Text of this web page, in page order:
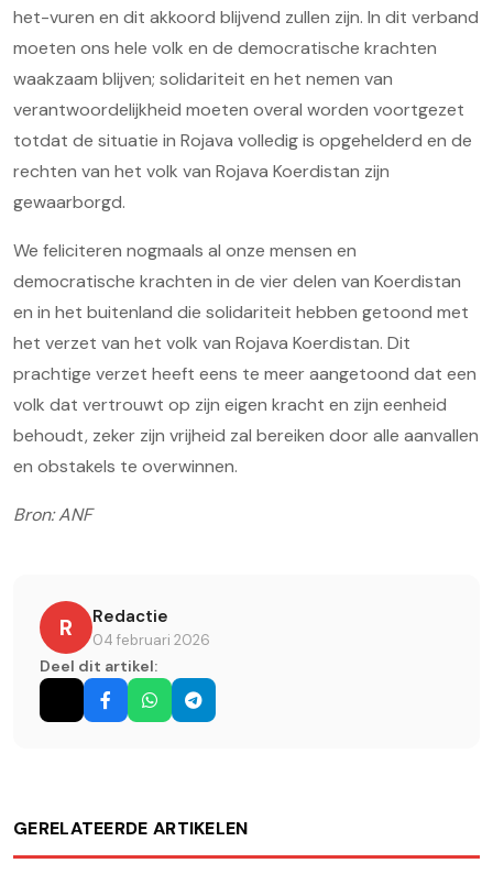
het-vuren en dit akkoord blijvend zullen zijn. In dit verband
moeten ons hele volk en de democratische krachten
waakzaam blijven; solidariteit en het nemen van
verantwoordelijkheid moeten overal worden voortgezet
totdat de situatie in Rojava volledig is opgehelderd en de
rechten van het volk van Rojava Koerdistan zijn
gewaarborgd.
We feliciteren nogmaals al onze mensen en
democratische krachten in de vier delen van Koerdistan
en in het buitenland die solidariteit hebben getoond met
het verzet van het volk van Rojava Koerdistan. Dit
prachtige verzet heeft eens te meer aangetoond dat een
volk dat vertrouwt op zijn eigen kracht en zijn eenheid
behoudt, zeker zijn vrijheid zal bereiken door alle aanvallen
en obstakels te overwinnen.
Bron: ANF
R Redactie
04 februari 2026
Deel dit artikel:
GERELATEERDE ARTIKELEN